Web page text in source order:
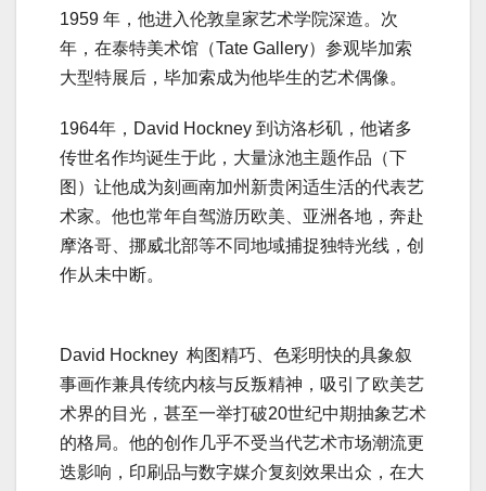
1959 年，他进入伦敦皇家艺术学院深造。次
年，在泰特美术馆（Tate Gallery）参观毕加索
大型特展后，毕加索成为他毕生的艺术偶像。
1964年，David Hockney 到访洛杉矶，他诸多
传世名作均诞生于此，大量泳池主题作品（下
图）让他成为刻画南加州新贵闲适生活的代表艺
术家。他也常年自驾游历欧美、亚洲各地，奔赴
摩洛哥、挪威北部等不同地域捕捉独特光线，创
作从未中断。
David Hockney 构图精巧、色彩明快的具象叙
事画作兼具传统内核与反叛精神，吸引了欧美艺
术界的目光，甚至一举打破20世纪中期抽象艺术
的格局。他的创作几乎不受当代艺术市场潮流更
迭影响，印刷品与数字媒介复刻效果出众，在大